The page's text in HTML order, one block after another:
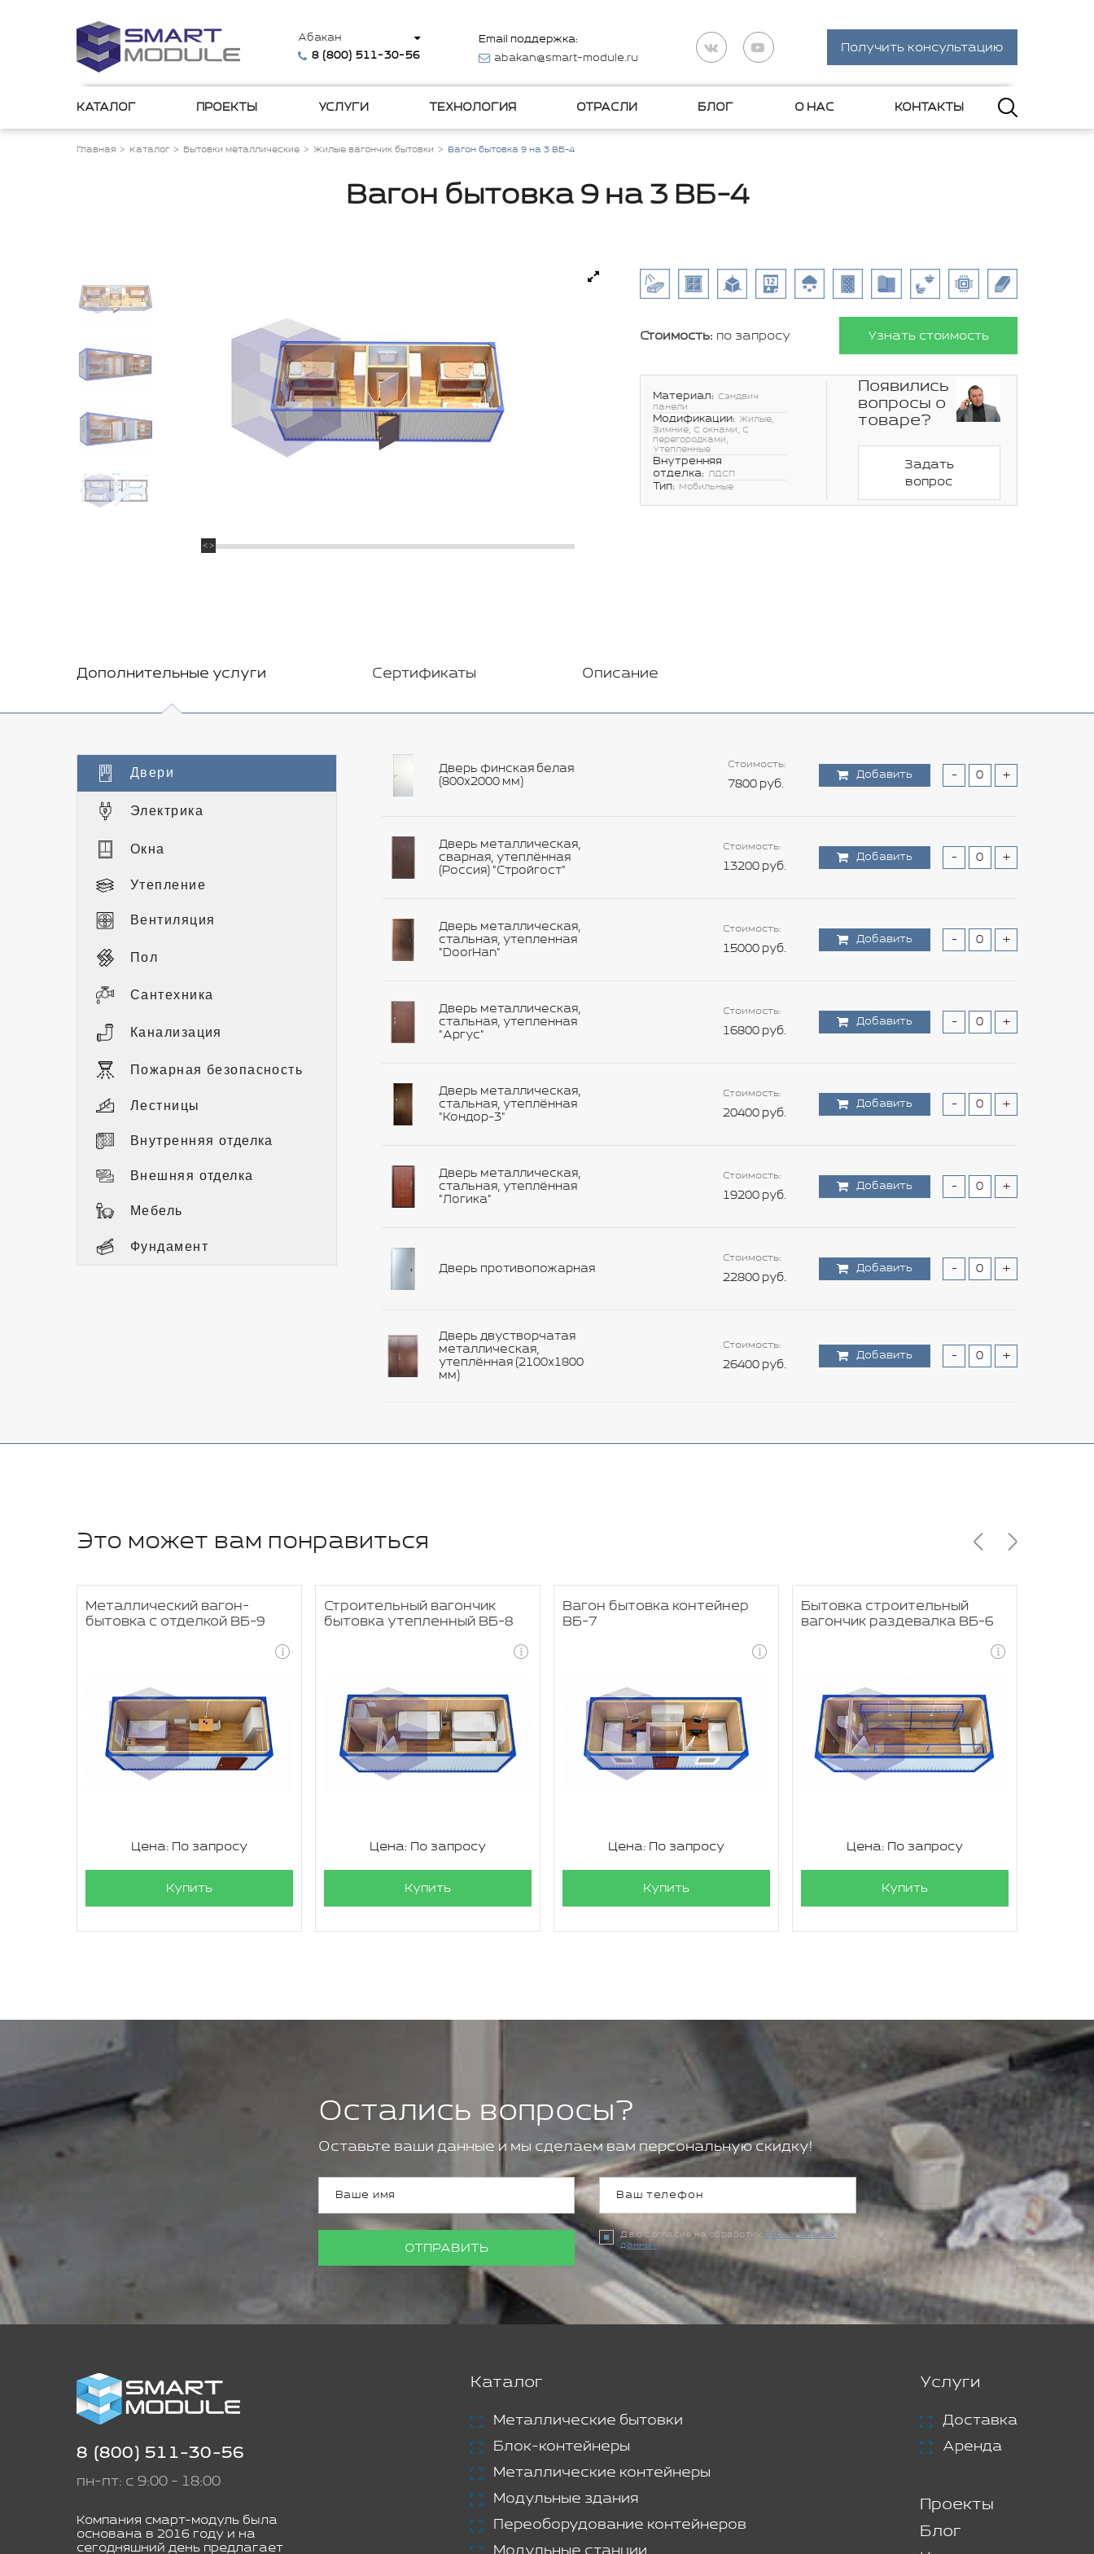
Абакан
8 (800) 511-30-56
Email поддержка:
abakan@smart-module.ru
Получить консультацию
КАТАЛОГ ПРОЕКТЫ УСЛУГИ ТЕХНОЛОГИЯ ОТРАСЛИ БЛОГ О НАС КОНТАКТЫ
Главная Каталог Бытовки металлические Жилые вагончик бытовки Вагон бытовка 9 на 3 ВБ-4
Вагон бытовка 9 на 3 ВБ-4
Стоимость: по запросу Узнать стоимость
Материал: Сэндвич
панели
Модификации: Жилые,
Зимние, С окнами, С
перегородками,
Утепленные
Внутренняя
отделка: ЛДСП
Тип: Мобильные
Появились
вопросы о
товаре?
Задать
вопрос
Дополнительные услуги Сертификаты Описание
Двери
Электрика
Окна
Утепление
Вентиляция
Пол
Сантехника
Канализация
Пожарная безопасность
Лестницы
Внутренняя отделка
Внешняя отделка
Мебель
Фундамент
Дверь финская белая
(800х2000 мм)
Стоимость:
7800 руб.
Добавить - +
Дверь металлическая,
сварная, утеплённая
(Россия) "Стройгост"
Стоимость:
13200 руб.
Добавить - +
Дверь металлическая,
стальная, утепленная
"DoorHan"
Стоимость:
15000 руб.
Добавить - +
Дверь металлическая,
стальная, утепленная
"Аргус"
Стоимость:
16800 руб.
Добавить - +
Дверь металлическая,
стальная, утеплённая
"Кондор-3"
Стоимость:
20400 руб.
Добавить - +
Дверь металлическая,
стальная, утеплённая
"Логика"
Стоимость:
19200 руб.
Добавить - +
Дверь противопожарная
Стоимость:
22800 руб.
Добавить - +
Дверь двустворчатая
металлическая,
утеплённая (2100х1800
мм)
Стоимость:
26400 руб.
Добавить - +
Это может вам понравиться
Металлический вагон-
бытовка с отделкой ВБ-9
Цена: По запросу
Купить
Строительный вагончик
бытовка утепленный ВБ-8
Цена: По запросу
Купить
Вагон бытовка контейнер
ВБ-7
Цена: По запросу
Купить
Бытовка строительный
вагончик раздевалка ВБ-6
Цена: По запросу
Купить
Остались вопросы?
Оставьте ваши данные и мы сделаем вам персональную скидку!
ОТПРАВИТЬ
Даю согласие на обработку персональных
данных
8 (800) 511-30-56
пн-пт: с 9:00 - 18:00
Компания смарт-модуль была
основана в 2016 году и на
сегодняшний день предлагает
Каталог
Металлические бытовки
Блок-контейнеры
Металлические контейнеры
Модульные здания
Переоборудование контейнеров
Модульные станции
Услуги
Доставка
Аренда
Проекты
Блог